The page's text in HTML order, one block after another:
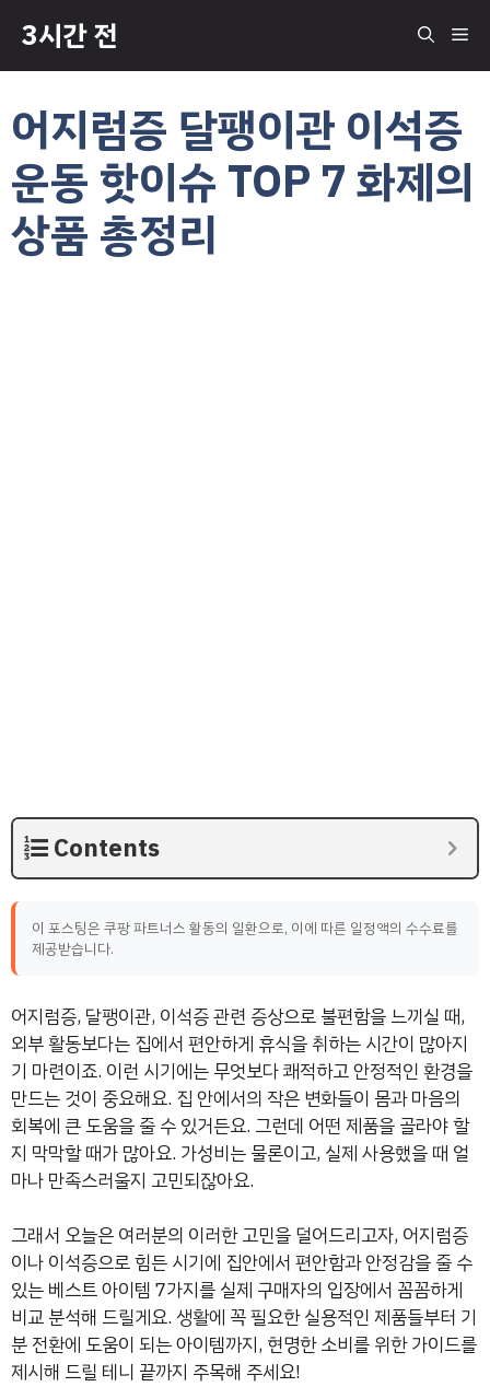
츠
건
뛰
3시간 전 메
어지럼증 달팽이관 이석증
운동 핫이슈 TOP 7 화제의
상품 총정리
Contents
이 포스팅은 쿠팡 파트너스 활동의 일환으로, 이에 따른 일정액의 수수료를
제공받습니다.
어지럼증, 달팽이관, 이석증 관련 증상으로 불편함을 느끼실 때,
외부 활동보다는 집에서 편안하게 휴식을 취하는 시간이 많아지
기 마련이죠. 이런 시기에는 무엇보다 쾌적하고 안정적인 환경을
만드는 것이 중요해요. 집 안에서의 작은 변화들이 몸과 마음의
회복에 큰 도움을 줄 수 있거든요. 그런데 어떤 제품을 골라야 할
지 막막할 때가 많아요. 가성비는 물론이고, 실제 사용했을 때 얼
마나 만족스러울지 고민되잖아요.
그래서 오늘은 여러분의 이러한 고민을 덜어드리고자, 어지럼증
이나 이석증으로 힘든 시기에 집안에서 편안함과 안정감을 줄 수
있는 베스트 아이템 7가지를 실제 구매자의 입장에서 꼼꼼하게
비교 분석해 드릴게요. 생활에 꼭 필요한 실용적인 제품들부터 기
분 전환에 도움이 되는 아이템까지, 현명한 소비를 위한 가이드를
제시해 드릴 테니 끝까지 주목해 주세요!